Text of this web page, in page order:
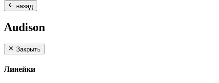
назад
Audison
Закрыть
Линейки